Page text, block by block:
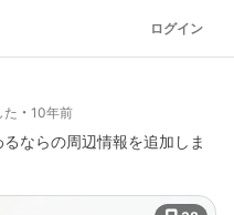
ログイン
た 10年前
ならの周辺情報を追加しま